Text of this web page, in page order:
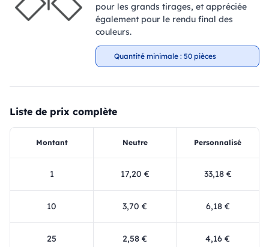
pour les grands tirages, et appréciée
également pour le rendu final des
couleurs.
Quantité minimale : 50 pièces
Liste de prix complète
Montant Neutre Personnalisé
1 17,20 € 33,18 €
10 3,70 € 6,18 €
25 2,58 € 4,16 €